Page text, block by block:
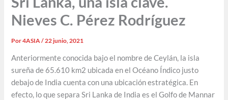
Nieves C. Pérez Rodríguez
Por4ASIA/ 22 junio, 2021
Anteriormente conocida bajo el nombre de Ceylán, la isla
sureña de 65.610 km2 ubicada en el Océano Índico justo
debajo de India cuenta con una ubicación estratégica. En
efecto, lo que separa Sri Lanka de India es el Golfo de Mannar